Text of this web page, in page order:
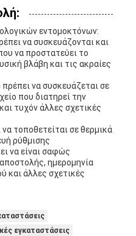
εντομοκτόνων:
να συσκευάζονται και
να προστατεύει το
βλάβη και τις ακραίες
να συσκευάζεται σε
που διατηρεί την
τυχόν άλλες σχετικές
τοποθετείται σε θερμικά
ρύθμισης
να είναι σαφώς
ημερομηνία
και άλλες σχετικές
εγκαταστάσεις